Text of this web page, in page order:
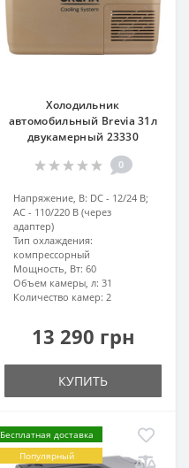
Холодильник
автомобильный Brevia 31л
двукамерный 23330
0
Напряжение, В: DC - 12/24 В;
AC - 110/220 В (через
адаптер)
Тип охлаждения:
компрессорный
Мощность, Вт: 60
Объем камеры, л: 31
Количество камер: 2
13 290 грн
КУПИТЬ
Бесплатная доставка
Популярный